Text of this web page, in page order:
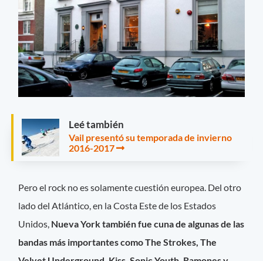
Leé también
Vail presentó su temporada de invierno
2016-2017
Pero el rock no es solamente cuestión europea. Del otro
lado del Atlántico, en la Costa Este de los Estados
Unidos, Nueva York también fue cuna de algunas de las
bandas más importantes como The Strokes, The